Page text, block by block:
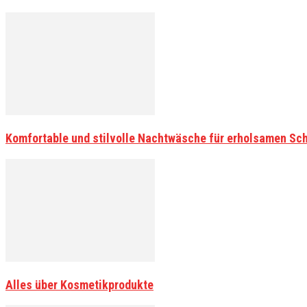
Komfortable und stilvolle Nachtwäsche für erholsamen
Alles über Kosmetikprodukte